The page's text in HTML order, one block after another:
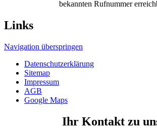
bekannten Rufnummer
Links
Navigation überspringen
Datenschutzerklärung
Sitemap
Impressum
AGB
Google Maps
Ihr Kontakt zu